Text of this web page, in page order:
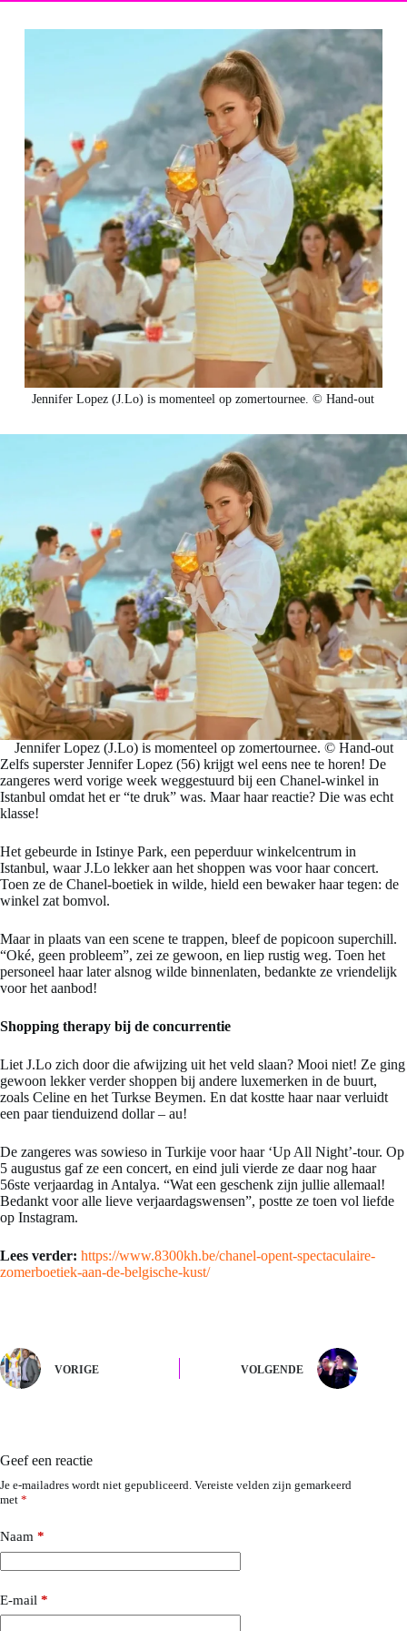
Jennifer Lopez (J.Lo) is momenteel op zomertournee. © Hand-out
Jennifer Lopez (J.Lo) is momenteel op zomertournee. © Hand-out
Zelfs superster Jennifer Lopez (56) krijgt wel eens nee te horen! De
zangeres werd vorige week weggestuurd bij een Chanel-winkel in
Istanbul omdat het er “te druk” was. Maar haar reactie? Die was echt
klasse!
Het gebeurde in Istinye Park, een peperduur winkelcentrum in
Istanbul, waar J.Lo lekker aan het shoppen was voor haar concert.
Toen ze de Chanel-boetiek in wilde, hield een bewaker haar tegen: de
winkel zat bomvol.
Maar in plaats van een scene te trappen, bleef de popicoon superchill.
“Oké, geen probleem”, zei ze gewoon, en liep rustig weg. Toen het
personeel haar later alsnog wilde binnenlaten, bedankte ze vriendelijk
voor het aanbod!
Shopping therapy bij de concurrentie
Liet J.Lo zich door die afwijzing uit het veld slaan? Mooi niet! Ze ging
gewoon lekker verder shoppen bij andere luxemerken in de buurt,
zoals Celine en het Turkse Beymen. En dat kostte haar naar verluidt
een paar tienduizend dollar – au!
De zangeres was sowieso in Turkije voor haar ‘Up All Night’-tour. Op
5 augustus gaf ze een concert, en eind juli vierde ze daar nog haar
56ste verjaardag in Antalya. “Wat een geschenk zijn jullie allemaal!
Bedankt voor alle lieve verjaardagswensen”, postte ze toen vol liefde
op Instagram.
Lees verder: https://www.8300kh.be/chanel-opent-spectaculaire-
zomerboetiek-aan-de-belgische-kust/
VORIGE VOLGENDE
Geef een reactie
Je e-mailadres wordt niet gepubliceerd. Vereiste velden zijn gemarkeerd
met *
Naam *
E-mail *